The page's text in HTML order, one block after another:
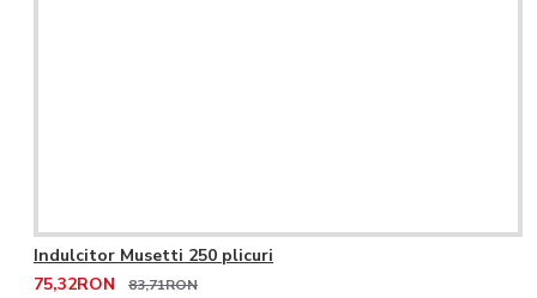
Indulcitor Musetti 250 plicuri
75,32RON
83,71RON